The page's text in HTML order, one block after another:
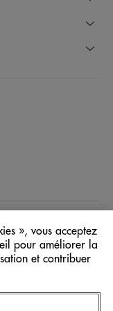
», vous acceptez
pour améliorer la
et contribuer